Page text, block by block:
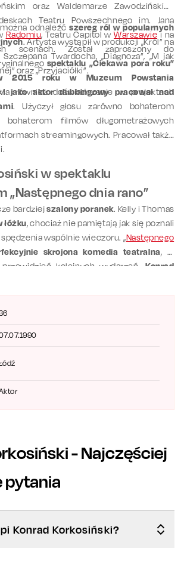
oraz Waldemarze Zawodzińskim.
Teatru Powszechnego im. Jana
Radomiu, Teatru Capitol wWarszawiei na
scenach. Został zaproszony do
spektaklu „Ciekawa pora roku”
2015 roku w Muzeum Powstania
również doświadczenie w projektach
odnaleźćszereg ról w popularnych
. Artysta wystąpił w produkcji „Król” na
Twardocha, „Diagnoza”, „M jak
oraz „Przyjaciółki”.
jako aktor dubbingowy pracował nad
. Użyczył głosu zarówno bohaterom
filmów długometrażowych
streamingowych. Pracował także
w spektaklu
„Następnego dnia rano”
bardziejszalony poranek. Kelly i Thomas
łóżku, chociaż nie pamiętają jak się poznali
spędzenia wspólnie wieczoru. „Następnego
skrojona komedia teatralna, w
kolejnych wydarzeń. Konrad
Jego postać zamąci w i tak zwariowanych
- Najczęściej
pytania
Konrad Korkosiński?